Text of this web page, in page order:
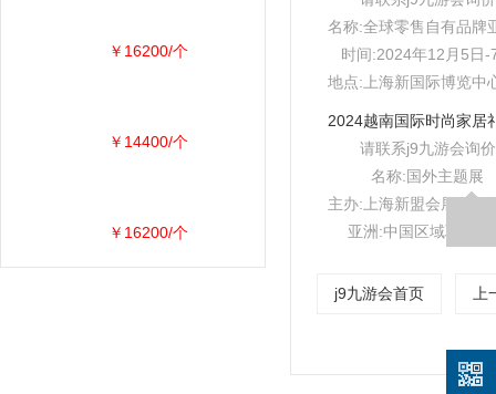
名称:全球零售自有品牌
时间:2024年12月5日-
地点:上海新国际博览中
请联系j9九游会询价
名称:国外主题展
主办:上海新盟会展服务
亚洲:中国区域联合承
j9九游会首页
￥16200/个
￥14400/个
￥16200/个